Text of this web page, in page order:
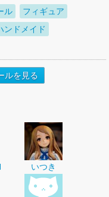
ル
フィギュア
ンドメイド
ルを見る
いつき